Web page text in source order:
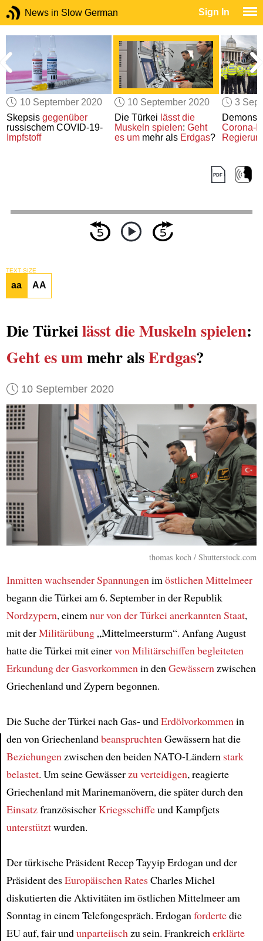
News in Slow German Sign In
10 September 2020
Skepsisgegenüber
russischem COVID-19-
Impfstoff
10 September 2020
Die Türkei lässt die
Muskeln spielen: Geht
es ummehr als Erdgas?
3
Corona-
TEXT SIZE
aa AA
Die Türkeilässt die Muskeln spielen:
Geht es ummehr alsErdgas?
10 September 2020
thomas koch / Shutterstock.com
Inmitten wachsender Spannungen im östlichen Mittelmeer
begann die Türkei am 6. September in der Republik
Nordzypern, einem nur von der Türkei anerkannten Staat,
mit derMilitärübung„Mittelmeersturm“. Anfang August
hatte die Türkei mit einervon Militärschiffen begleiteten
Erkundung der Gasvorkommen in den Gewässern zwischen
Griechenland und Zypern begonnen.
Die Suche der Türkei nach Gas- undErdölvorkommen in
den von Griechenlandbeanspruchten Gewässern hat die
Beziehungen zwischen den beiden NATO-Ländern stark
belastet. Um seine Gewässer zu verteidigen, reagierte
Griechenland mit Marinemanövern, die später durch den
EinsatzfranzösischerKriegsschiffeund Kampfjets
unterstütztwurden.
Der türkische Präsident Recep Tayyip Erdogan und der
Präsident desEuropäischen RatesCharles Michel
diskutierten die Aktivitäten im östlichen Mittelmeer am
Sonntag in einem Telefongespräch. Erdogan fordertedie
EU auf, fair undunparteiisch zu sein. Frankreich erklärte